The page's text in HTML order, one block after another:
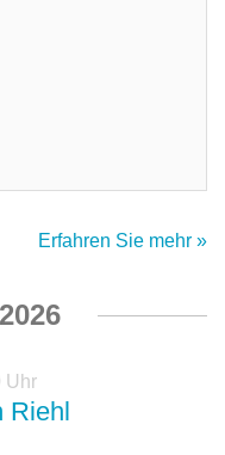
Erfahren Sie mehr »
Uhr
Riehl